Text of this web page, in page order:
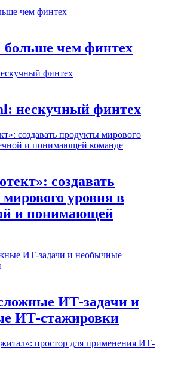
больше чем финтех
нескучный финтех
создавать
уровня в
и понимающей
ИТ‑задачи и
ИТ‑стажировки